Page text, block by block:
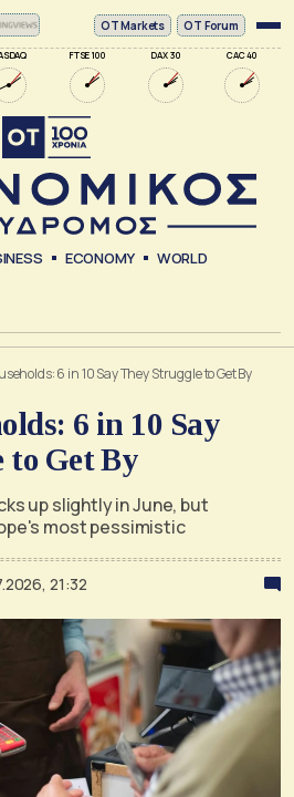
FTSE 100 DAX 30 CAC 40
ΟΤ Markets OT Forum
ECONOMY WORLD
6 in 10 Say They Struggle to Get By
6 in 10 Say
to Get By
up slightly in June, but
most pessimistic
21:32